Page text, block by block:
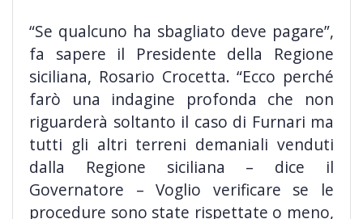
“Se qualcuno ha sbagliato deve pagare”,
fa sapere il Presidente della Regione
siciliana, Rosario Crocetta. “Ecco perché
farò una indagine profonda che non
riguarderà soltanto il caso di Furnari ma
tutti gli altri terreni demaniali venduti
dalla Regione siciliana – dice il
Governatore – Voglio verificare se le
procedure sono state rispettate o meno,